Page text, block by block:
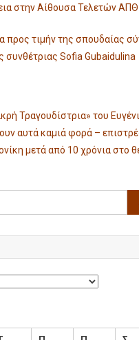
στην Αίθουσα Τελετών ΑΠΘ
προς τιμήν της σπουδαίας
συνθέτριας Sofia Gubaidulina
Τραγουδίστρια» του
αυτά καμιά φορά –
μετά από 10 χρόνια στο